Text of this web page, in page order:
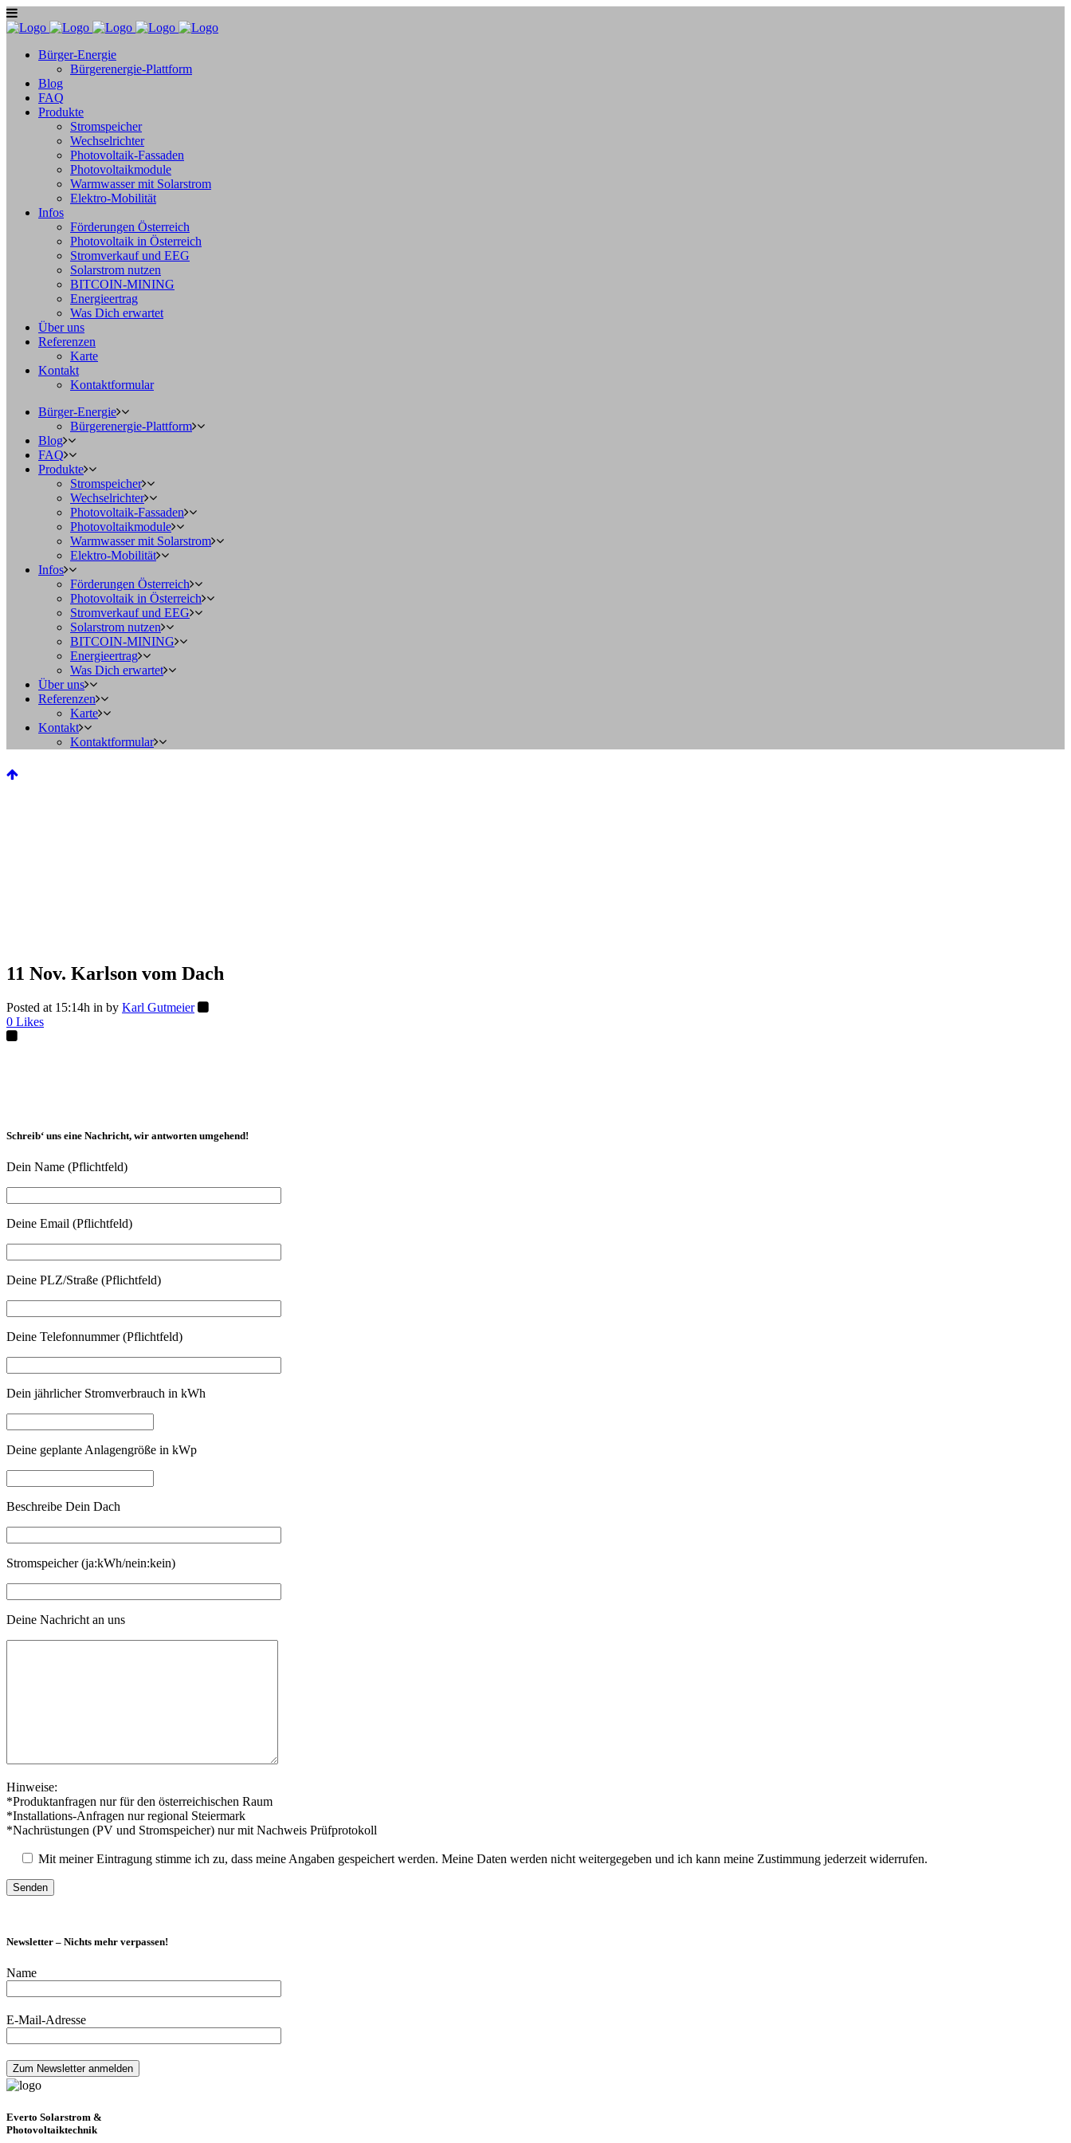
Bürger-Energie
Bürgerenergie-Plattform
Blog
FAQ
Produkte
Stromspeicher
Wechselrichter
Photovoltaik-Fassaden
Photovoltaikmodule
Warmwasser mit Solarstrom
Elektro-Mobilität
Infos
Förderungen Österreich
Photovoltaik in Österreich
Stromverkauf und EEG
Solarstrom nutzen
BITCOIN-MINING
Energieertrag
Was Dich erwartet
Über uns
Referenzen
Karte
Kontakt
Kontaktformular
Bürger-Energie
Bürgerenergie-Plattform
Blog
FAQ
Produkte
Stromspeicher
Wechselrichter
Photovoltaik-Fassaden
Photovoltaikmodule
Warmwasser mit Solarstrom
Elektro-Mobilität
Infos
Förderungen Österreich
Photovoltaik in Österreich
Stromverkauf und EEG
Solarstrom nutzen
BITCOIN-MINING
Energieertrag
Was Dich erwartet
Über uns
Referenzen
Karte
Kontakt
Kontaktformular
11 Nov. Karlson vom Dach
Posted at 15:14h in by Karl Gutmeier
0 Likes
Schreib‘ uns eine Nachricht, wir antworten umgehend!
Dein Name (Pflichtfeld)
Deine Email (Pflichtfeld)
Deine PLZ/Straße (Pflichtfeld)
Deine Telefonnummer (Pflichtfeld)
Dein jährlicher Stromverbrauch in kWh
Deine geplante Anlagengröße in kWp
Beschreibe Dein Dach
Stromspeicher (ja:kWh/nein:kein)
Deine Nachricht an uns
Hinweise:
*Produktanfragen nur für den österreichischen Raum
*Installations-Anfragen nur regional Steiermark
*Nachrüstungen (PV und Stromspeicher) nur mit Nachweis Prüfprotokoll
Mit meiner Eintragung stimme ich zu, dass meine Angaben gespeichert werden. Meine Daten werden nicht weitergegeben und ich kann meine Zustimmung jederzeit widerrufen.
Newsletter – Nichts mehr verpassen!
Name
E-Mail-Adresse
Everto Solarstrom &
Photovoltaiktechnik